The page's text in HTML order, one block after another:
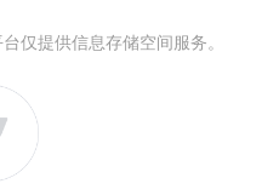
仅提供信息存储空间服务。